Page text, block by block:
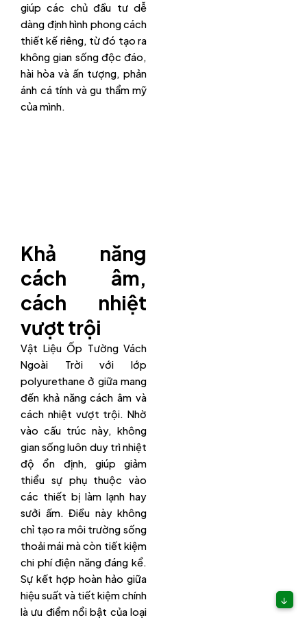
giúp các chủ đầu tư dễ
dàng định hình phong cách
thiết kế riêng, từ đó tạo ra
không gian sống độc đáo,
hài hòa và ấn tượng, phản
ánh cá tính và gu thẩm mỹ
của mình.
Khả năng
cách âm,
cách nhiệt
vượt trội
Vật Liệu Ốp Tường Vách
Ngoài Trời với lớp
polyurethane ở giữa mang
đến khả năng cách âm và
cách nhiệt vượt trội. Nhờ
vào cấu trúc này, không
gian sống luôn duy trì nhiệt
độ ổn định, giúp giảm
thiểu sự phụ thuộc vào
các thiết bị làm lạnh hay
sưởi ấm. Điều này không
chỉ tạo ra môi trường sống
thoải mái mà còn tiết kiệm
chi phí điện năng đáng kể.
Sự kết hợp hoàn hảo giữa
hiệu suất và tiết kiệm chính
là ưu điểm nổi bật của loại
↓